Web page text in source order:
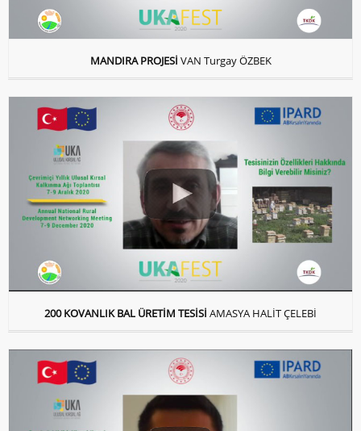
MANDIRA PROJESİ VAN Turgay ÖZBEK
200 KOVANLIK BAL ÜRETİM TESİSİ AMASYA HALİT ÇELEBİ